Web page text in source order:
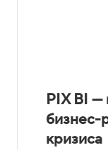
PIX BI —
бизнес-
кризиса